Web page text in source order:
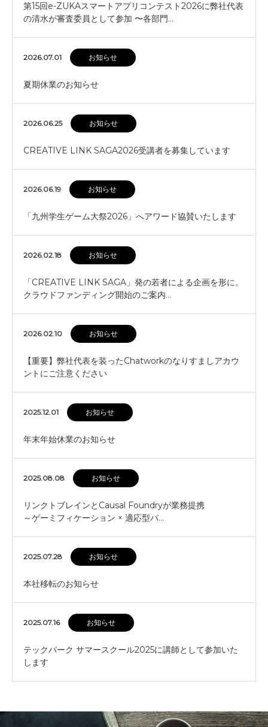
第15回e-ZUKAスマートアプリコンテスト2026に弊社代表
の清水が審査委員として参加 〜各部門…
2026.07.01 お知らせ
夏期休業のお知らせ
2026.06.25 お知らせ
CREATIVE LINK SAGA2026受講者を募集しています
2026.06.19 お知らせ
「九州学生ゲーム大祭2026」へアワード協賛いたします
2026.02.18 お知らせ
「CREATIVE LINK SAGA」発の若者による企画を形に。
クラウドファンディング開始のご案内…
2026.02.10 お知らせ
【重要】弊社代表を装ったChatworkのなりすましアカウ
ントにご注意ください
2025.12.01 お知らせ
年末年始休業のお知らせ
2025.08.08 お知らせ
リンクトブレインとCausal Foundryが業務提携
～ゲーミフィケーション × 適応型パ…
2025.07.28 お知らせ
本社移転のお知らせ
2025.07.16 お知らせ
テックパーク サマースクール2025に講師として参加いた
します